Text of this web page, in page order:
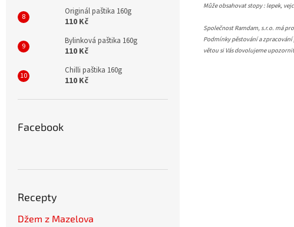
Originál paštika 160g
110 Kč
Bylinková paštika 160g
110 Kč
Chilli paštika 160g
110 Kč
Facebook
Recepty
Džem z Mazelova
Může obsahovat stopy : lepek,
Společnost Ramdam, s.r.o. má
Podmínky pěstování a
větou si Vás dovolujeme